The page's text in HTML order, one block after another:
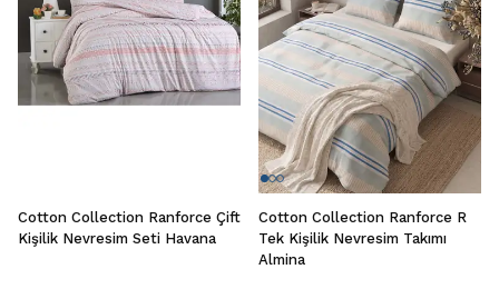
Cotton Collection Ranforce Çift
Kişilik Nevresim Seti Havana
Cotton Collection Ranforce R
Tek Kişilik Nevresim Takımı
Almina